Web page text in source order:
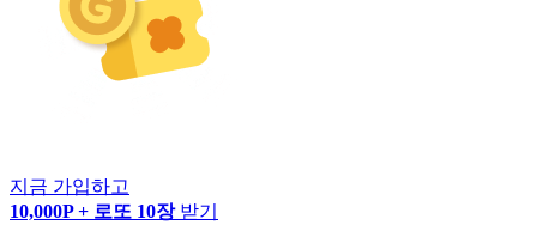
지금 가입하고
10,000P + 로또 10장 받기